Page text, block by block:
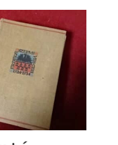
was:
5000 Ft.
is:
3000 Ft.